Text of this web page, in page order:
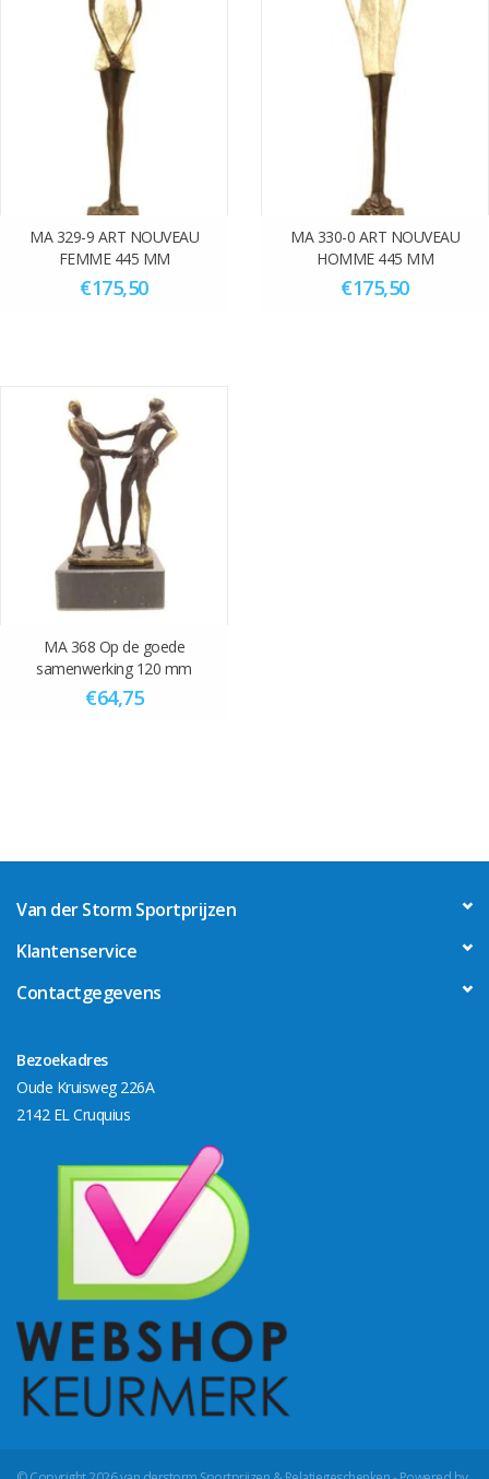
MA 329-9 ART NOUVEAU
FEMME 445 MM
€175,50
MA 330-0 ART NOUVEAU
HOMME 445 MM
€175,50
MA 368 Op de goede
samenwerking 120 mm
€64,75
Van der Storm Sportprijzen
Klantenservice
Contactgegevens
Bezoekadres
Oude Kruisweg 226A
2142 EL Cruquius